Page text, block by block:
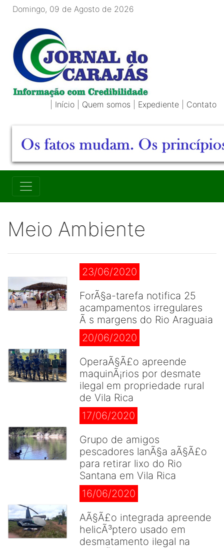
Domingo, 09 de Agosto de 2026
Início Quem somos Expediente Contato
Meio Ambiente
23/06/2020
ForÃ§a-tarefa notifica 25
acampamentos irregulares
Ã s margens do Rio Araguaia
20/06/2020
OperaÃ§Ã£o apreende
maquinÃ¡rios por desmate
ilegal em propriedade rural
de Vila Rica
17/06/2020
Grupo de amigos
pescadores lanÃ§a aÃ§Ã£o
para retirar lixo do Rio
Santana em Vila Rica
16/06/2020
AÃ§Ã£o integrada apreende
helicÃ³ptero usado em
desmatamento ilegal na